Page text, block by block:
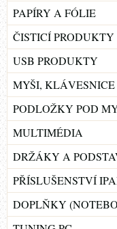
PAPÍRY A FÓLIE
ČISTICÍ PRODUKTY
USB PRODUKTY
MYŠI,
PODLOŽKY POD
MULTIMÉDIA
DRŽÁKY A
PŘÍSLUŠENSTVÍ
DOPLŇKY